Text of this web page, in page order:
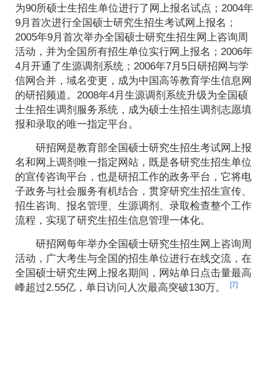
为90所硕士生招生单位进行了网上报名试点；2004年
9月首次进行全国硕士研究生招生考试网上报名；
2005年9月首次举办全国硕士研究生招生网上咨询周
活动，并为全国所有招生单位实行网上报名；2006年
4月开通了生源调剂系统；2006年7月5日研招网与学
信网合并，域名变更，成为中国高等教育学生信息网
的研招频道。2008年4月生源调剂系统升级为全国硕
士生招生调剂服务系统，成为硕士生招生调剂志愿填
报和录取的唯一指定平台。
研招网是教育部全国硕士研究生招生考试网上报
名和网上调剂唯一指定网站，既是各研究生招生单位
的宣传咨询平台，也是研招工作的政务平台，它将电
子政务与社会服务有机结合，贯穿研究生招生宣传、
招生咨询、报名管理、生源调剂、录取检查整个工作
流程，实现了研究生招生信息管理一体化。
研招网每年举办全国硕士研究生招生网上咨询周
活动，广大考生与全国的招生单位进行在线交流，在
全国硕士研究生网上报名期间，网站单日点击量最高
峰超过2.55亿，单日访问人次最高突破130万。
[7]